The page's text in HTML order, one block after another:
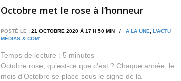
Octobre met le rose à l’honneur
POSTÉ LE : 21 OCTOBRE 2020 À 17 H 50 MIN / A LA UNE
L'ACTU
MÉDIAS & COM'
Temps de lecture : 5 minutes
Octobre rose, qu’est-ce que c’est ? Chaque année, le
mois d’Octobre se place sous le signe de la